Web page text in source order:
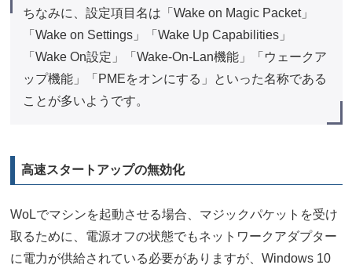
ちなみに、設定項目名は「Wake on Magic Packet」
「Wake on Settings」「Wake Up Capabilities」
「Wake On設定」「Wake-On-Lan機能」「ウェークア
ップ機能」「PMEをオンにする」といった名称である
ことが多いようです。
高速スタートアップの無効化
WoLでマシンを起動させる場合、マジックパケットを受け
取るために、電源オフの状態でもネットワークアダプター
に電力が供給されている必要がありますが、Windows 10